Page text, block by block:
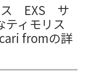
ス EXS サ
ティモリス
fromの詳